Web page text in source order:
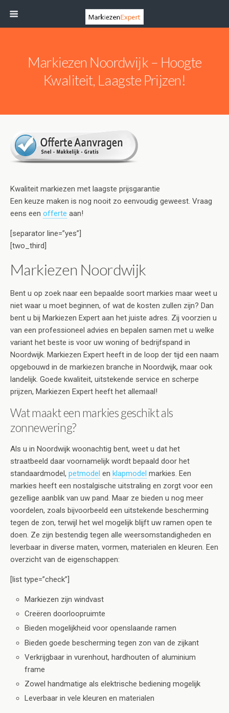
Markiezen Noordwijk – Hoogte
Kwaliteit, Laagste Prijzen!
Kwaliteit markiezen met laagste prijsgarantie
Een keuze maken is nog nooit zo eenvoudig geweest. Vraag
eens een offerte aan!
[separator line=”yes”]
[two_third]
Markiezen Noordwijk
Bent u op zoek naar een bepaalde soort markies maar weet u
niet waar u moet beginnen, of wat de kosten zullen zijn? Dan
bent u bij Markiezen Expert aan het juiste adres. Zij voorzien u
van een professioneel advies en bepalen samen met u welke
variant het beste is voor uw woning of bedrijfspand in
Noordwijk. Markiezen Expert heeft in de loop der tijd een naam
opgebouwd in de markiezen branche in Noordwijk, maar ook
landelijk. Goede kwaliteit, uitstekende service en scherpe
prijzen, Markiezen Expert heeft het allemaal!
Wat maakt een markies geschikt als
zonnewering?
Als u in Noordwijk woonachtig bent, weet u dat het
straatbeeld daar voornamelijk wordt bepaald door het
standaardmodel, petmodel en klapmodel markies. Een
markies heeft een nostalgische uitstraling en zorgt voor een
gezellige aanblik van uw pand. Maar ze bieden u nog meer
voordelen, zoals bijvoorbeeld een uitstekende bescherming
tegen de zon, terwijl het wel mogelijk blijft uw ramen open te
doen. Ze zijn bestendig tegen alle weersomstandigheden en
leverbaar in diverse maten, vormen, materialen en kleuren. Een
overzicht van de eigenschappen:
[list type=”check”]
Markiezen zijn windvast
Creëren doorloopruimte
Bieden mogelijkheid voor openslaande ramen
Bieden goede bescherming tegen zon van de zijkant
Verkrijgbaar in vurenhout, hardhouten of aluminium
frame
Zowel handmatige als elektrische bediening mogelijk
Leverbaar in vele kleuren en materialen